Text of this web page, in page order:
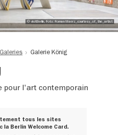
© visitBerlin, Foto: Roman Maerz_courtesy_of_the_artist
Galeries Galerie König
pour l'art contemporain
tous les sites
la Berlin Welcome Card.